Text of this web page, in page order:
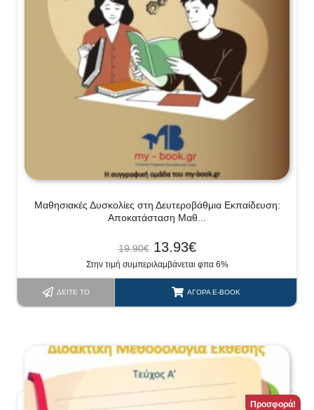
Μαθησιακές Δυσκολίες στη Δευτεροβάθμια Εκπαίδευση:
Αποκατάσταση Μαθ...
19.90€ 13.93€
Στην τιμή συμπεριλαμβάνεται φπα 6%
ΔΕΊΤΕ ΤΟ ΑΓΟΡΆ E-BOOK
Προσφορά!